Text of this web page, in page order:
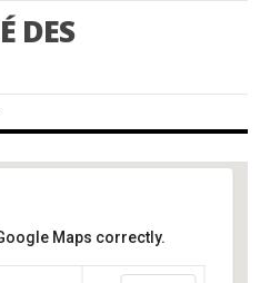
DES
Maps correctly.